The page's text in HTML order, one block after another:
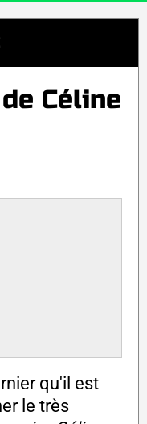
Céline
qu'il est
le très